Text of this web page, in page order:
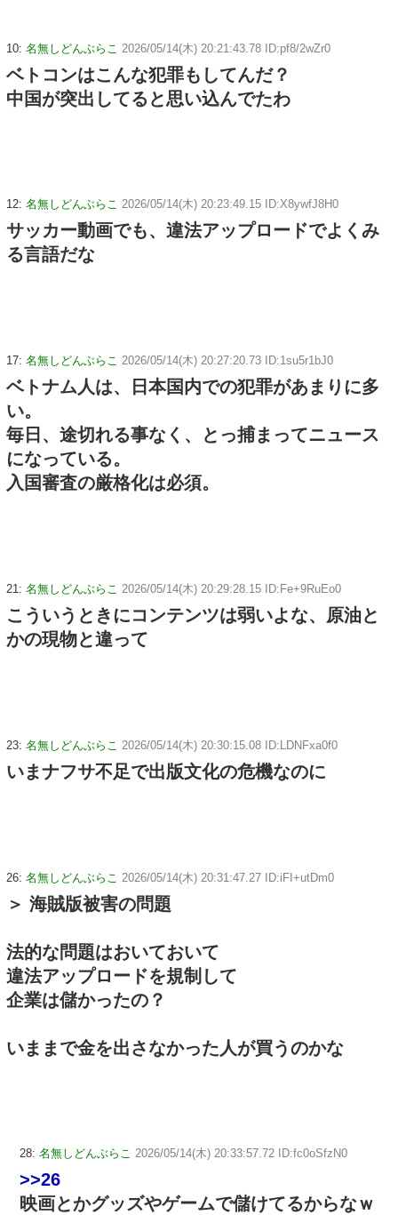
10: 名無しどんぶらこ 2026/05/14(木) 20:21:43.78 ID:pf8/2wZr0
ベトコンはこんな犯罪もしてんだ？
中国が突出してると思い込んでたわ
12: 名無しどんぶらこ 2026/05/14(木) 20:23:49.15 ID:X8ywfJ8H0
サッカー動画でも、違法アップロードでよくみ
る言語だな
17: 名無しどんぶらこ 2026/05/14(木) 20:27:20.73 ID:1su5r1bJ0
ベトナム人は、日本国内での犯罪があまりに多
い。
毎日、途切れる事なく、とっ捕まってニュース
になっている。
入国審査の厳格化は必須。
21: 名無しどんぶらこ 2026/05/14(木) 20:29:28.15 ID:Fe+9RuEo0
こういうときにコンテンツは弱いよな、原油と
かの現物と違って
23: 名無しどんぶらこ 2026/05/14(木) 20:30:15.08 ID:LDNFxa0f0
いまナフサ不足で出版文化の危機なのに
26: 名無しどんぶらこ 2026/05/14(木) 20:31:47.27 ID:iFI+utDm0
＞ 海賊版被害の問題
法的な問題はおいておいて
違法アップロードを規制して
企業は儲かったの？
いままで金を出さなかった人が買うのかな
28: 名無しどんぶらこ 2026/05/14(木) 20:33:57.72 ID:fc0oSfzN0
>>26
映画とかグッズやゲームで儲けてるからなｗ